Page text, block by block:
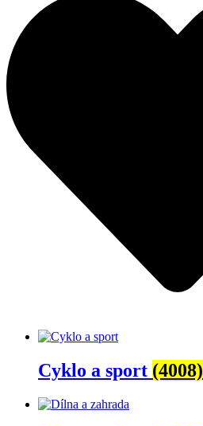
Cyklo a sport (4008)